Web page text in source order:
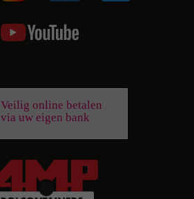
Veilig online betalen
via uw eigen bank